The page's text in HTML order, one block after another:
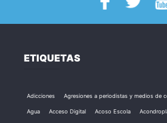
ETIQUETAS
Adicciones Agresiones a periodistas y medios de
Agua Acceso Digital Acoso Escola